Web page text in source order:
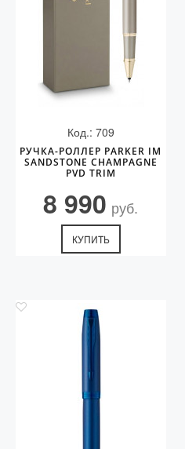
Код.: 709
РУЧКА-РОЛЛЕР PARKER IM
SANDSTONE CHAMPAGNE
PVD TRIM
8 990 руб.
КУПИТЬ